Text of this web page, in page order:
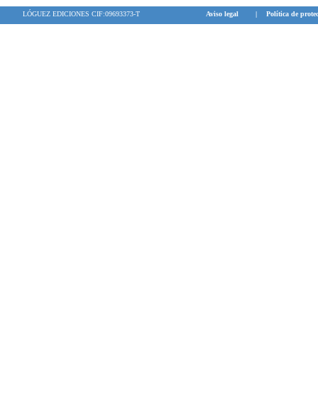
LÓGUEZ EDICIONES CIF:09693373-T Aviso legal | Política de